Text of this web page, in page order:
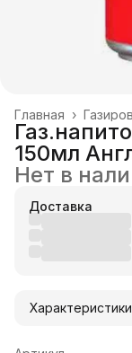
Главная ›
150мл
Нет в
Доставка
Характеристики